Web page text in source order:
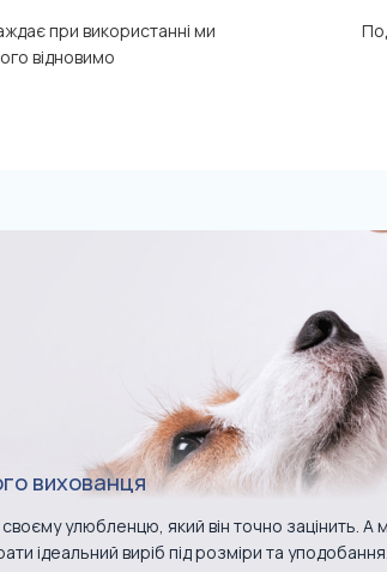
при використанні ми
відновимо
вихованця
улюбленцю, який він точно зацінить. А
ідеальний виріб під розміри та уподобання.